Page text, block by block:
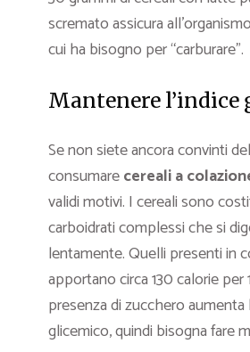
scremato assicura
cui ha bisogno per “carburare”.
Mantenere l’indice
Se non siete ancora convinti
consumarecereali a
validi motivi. I cereali sono
carboidrati complessi che si
lentamente. Quelli presenti in
apportano circa 130 calorie per
presenza di zucchero aumenta
glicemico, quindi bisogna fare